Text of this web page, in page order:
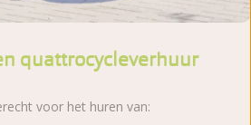
quattrocycleverhuur
voor het huren van: